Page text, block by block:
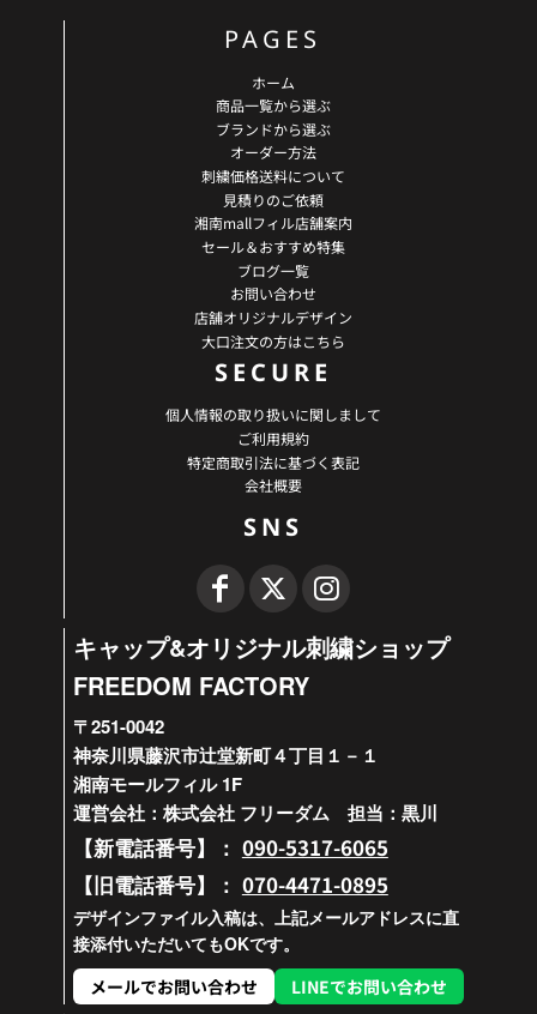
PAGES
ホーム
商品一覧から選ぶ
ブランドから選ぶ
オーダー方法
刺繍価格送料について
見積りのご依頼
湘南mallフィル店舗案内
セール＆おすすめ特集
ブログ一覧
お問い合わせ
店舗オリジナルデザイン
大口注文の方はこちら
SECURE
個人情報の取り扱いに関しまして
ご利用規約
特定商取引法に基づく表記
会社概要
SNS
キャップ&オリジナル刺繍ショップ
FREEDOM FACTORY
〒251-0042
神奈川県藤沢市辻堂新町４丁目１－１
湘南モールフィル 1F
運営会社：株式会社 フリーダム 担当：黒川
【新電話番号】： 090-5317-6065
【旧電話番号】： 070-4471-0895
デザインファイル入稿は、上記メールアドレスに直
接添付いただいてもOKです。
メールでお問い合わせ
LINEでお問い合わせ